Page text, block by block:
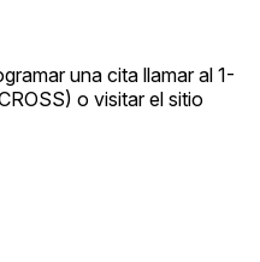
una cita llamar al 1-
o visitar el sitio